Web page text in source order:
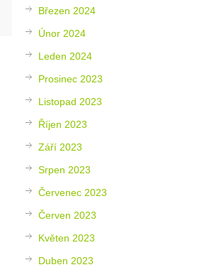
Březen 2024
Únor 2024
Leden 2024
Prosinec 2023
Listopad 2023
Říjen 2023
Září 2023
Srpen 2023
Červenec 2023
Červen 2023
Květen 2023
Duben 2023